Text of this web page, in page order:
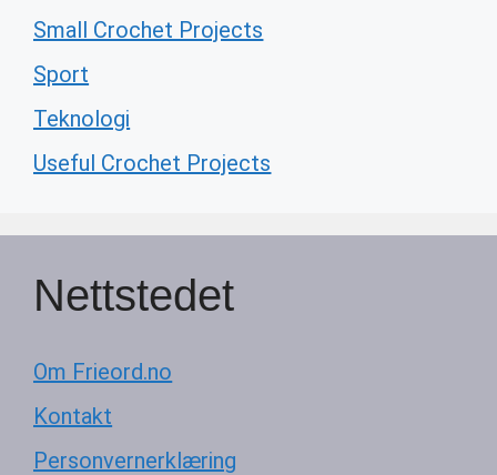
Small Crochet Projects
Sport
Teknologi
Useful Crochet Projects
Nettstedet
Om Frieord.no
Kontakt
Personvernerklæring